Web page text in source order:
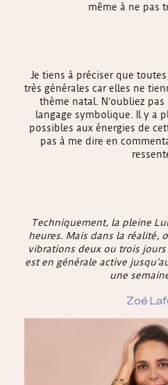
même à ne pas
Je tiens à préciser que
très générales car elles ne
thème natal. N’oubliez
langage symbolique. Il y a
possibles aux énergies de
pas à me dire en
Techniquement, la pleine
heures. Mais dans la réalité,
vibrations deux ou trois
est en générale active
une
Zoé